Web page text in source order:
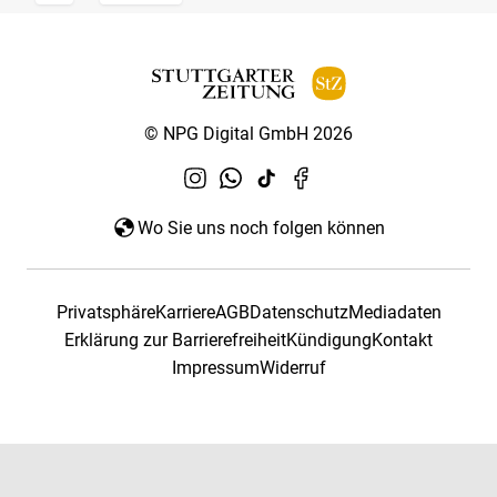
© NPG Digital GmbH 2026
Wo Sie uns noch folgen können
PrivatsphäreKarriereAGBDatenschutzMediadaten
Erklärung zur BarrierefreiheitKündigungKontakt
ImpressumWiderruf